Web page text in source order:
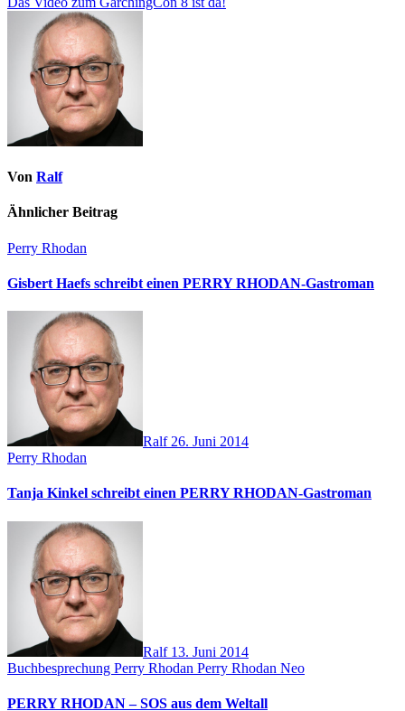
Von Ralf
Ähnlicher Beitrag
Perry Rhodan
Gisbert Haefs schreibt einen PERRY RHODAN-Gastroman
Ralf 26. Juni 2014
Perry Rhodan
Tanja Kinkel schreibt einen PERRY RHODAN-Gastroman
Ralf 13. Juni 2014
Buchbesprechung Perry Rhodan Perry Rhodan Neo
PERRY RHODAN – SOS aus dem Weltall